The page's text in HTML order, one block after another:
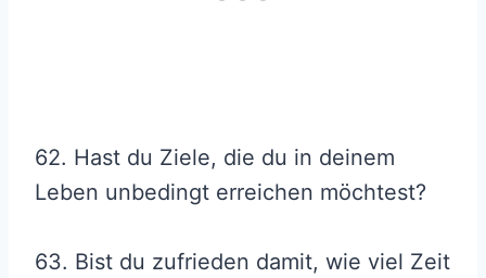
62. Hast du Ziele, die du in deinem
Leben unbedingt erreichen möchtest?
63. Bist du zufrieden damit, wie viel Zeit